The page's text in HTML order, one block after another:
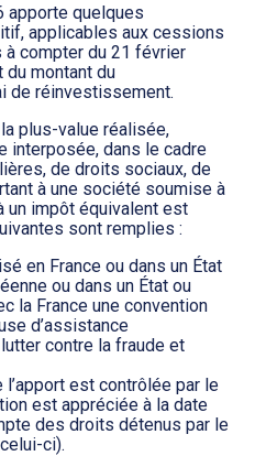
apporte quelques
applicables aux cessions
compter du 21 février
du montant du
de réinvestissement.
plus-value réalisée,
interposée, dans le cadre
de droits sociaux, de
à une société soumise à
un impôt équivalent est
sont remplies :
en France ou dans un État
ou dans un État ou
la France une convention
d’assistance
contre la fraude et
est contrôlée par le
est appréciée à la date
des droits détenus par le
ci).